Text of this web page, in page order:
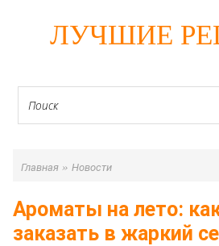
ЛУЧШИЕ
Главная » Новости
Ароматы на лето:
заказать в жаркий